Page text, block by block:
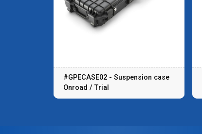
#GPECASE02 - Suspension case
Onroad / Trial